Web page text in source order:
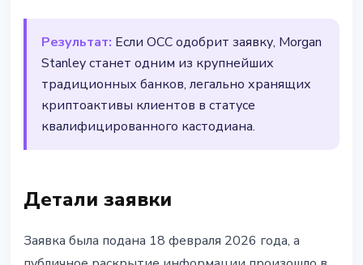
Результат: Если OCC одобрит заявку, Morgan
Stanley станет одним из крупнейших
традиционных банков, легально хранящих
криптоактивы клиентов в статусе
квалифицированного кастодиана.
Детали заявки
Заявка была подана 18 февраля 2026 года, а